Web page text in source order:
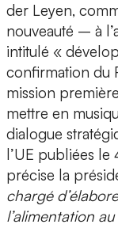
der Leyen,
nouveauté – à
intitulé «
confirmation du
mission
mettre en
dialogue
l’UE publiées
précise la
chargé
l’alimentation